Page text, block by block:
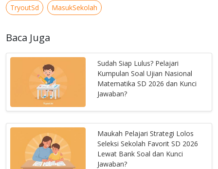
TryoutSd MasukSekolah
Baca Juga
Sudah Siap Lulus? Pelajari
Kumpulan Soal Ujian Nasional
Matematika SD 2026 dan Kunci
Jawaban?
Maukah Pelajari Strategi Lolos
Seleksi Sekolah Favorit SD 2026
Lewat Bank Soal dan Kunci
Jawaban?